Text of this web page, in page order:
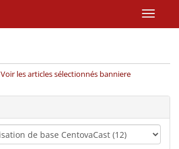
la
Voir les articles sélectionnés banniere